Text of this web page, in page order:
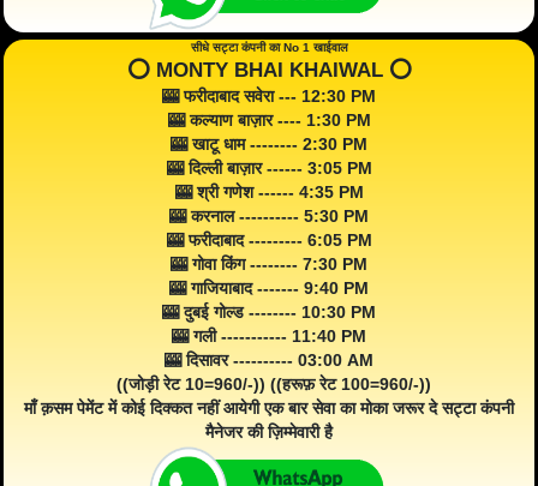
सीधे सट्टा कंपनी का No 1 खाईवाल
⭕️ MONTY BHAI KHAIWAL ⭕️
🎰 फरीदाबाद सवेरा --- 12:30 PM
🎰 कल्याण बाज़ार ---- 1:30 PM
🎰 खाटू धाम -------- 2:30 PM
🎰 दिल्ली बाज़ार ------ 3:05 PM
🎰 श्री गणेश ------ 4:35 PM
🎰 करनाल ---------- 5:30 PM
🎰 फरीदाबाद --------- 6:05 PM
🎰 गोवा किंग -------- 7:30 PM
🎰 गाजियाबाद ------- 9:40 PM
🎰 दुबई गोल्ड -------- 10:30 PM
🎰 गली ----------- 11:40 PM
🎰 दिसावर ---------- 03:00 AM
((जोड़ी रेट 10=960/-)) ((हरूफ़ रेट 100=960/-))
माँ क़सम पेमेंट में कोई दिक्कत नहीं आयेगी एक बार सेवा का मोका जरूर दे सट्टा कंपनी
मैनेजर की ज़िम्मेवारी है